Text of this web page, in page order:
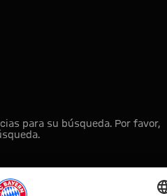
división
para su búsqueda. Por favor,
principal